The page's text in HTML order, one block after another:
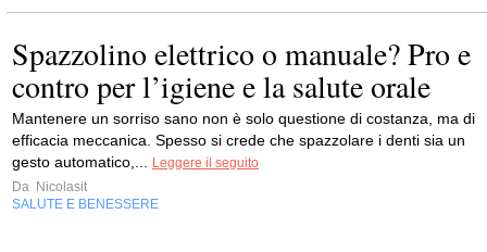
Spazzolino elettrico o manuale? Pro e
contro per l’igiene e la salute orale
Mantenere un sorriso sano non è solo questione di costanza, ma di
efficacia meccanica. Spesso si crede che spazzolare i denti sia un
gesto automatico,...
Leggere il seguito
Da Nicolasit
SALUTE E BENESSERE